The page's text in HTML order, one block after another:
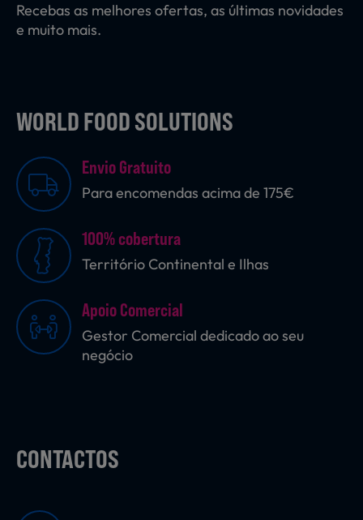
Recebas as melhores ofertas, as últimas novidades
e muito mais.
WORLD FOOD SOLUTIONS
Envio Gratuito
Para encomendas acima de 175€
100% cobertura
Território Continental e Ilhas
Apoio Comercial
Gestor Comercial dedicado ao seu
negócio
CONTACTOS